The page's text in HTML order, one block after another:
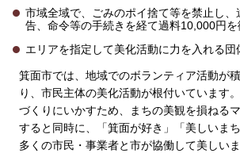
市域全域で、ごみのポイ捨て等を禁止し
告、命令等の手続きを経て過料10,000円を
エリアを指定して美化活動に力を入れる団
箕面市では、地域でのボランティア活動が
り、市民主体の美化活動が根付いています
づくりにいかすため、まちの美観を損ねる
すると同時に、「箕面が好き」「美しいま
多くの市民・事業者と市が協働して美しい